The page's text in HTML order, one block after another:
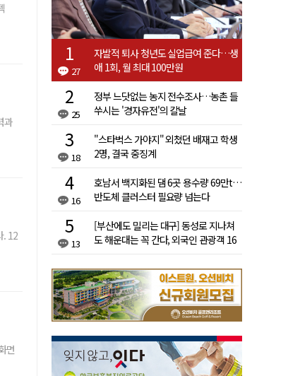
과
. 12
면
27
자발적 퇴사 청년도 실업급여 준다…생
애 1회, 월 최대 100만원
25
정부 느닷없는 농지 전수조사…농촌 들
쑤시는 '경자유전'의 칼날
18
"스타벅스 가야지" 외쳤던 배재고 학생
2명, 결국 중징계
16
호남서 백지화된 댐 6곳 용수량 69만t…
반도체 클러스터 필요량 넘는다
13
[부산에도 밀리는 대구] 동성로 지나쳐
도 해운대는 꼭 간다, 외국인 관광객 16